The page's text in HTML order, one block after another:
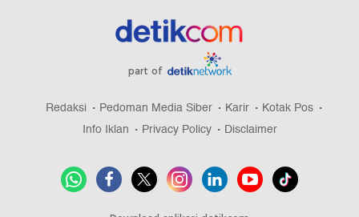
part of
Redaksi Pedoman Media Siber Karir
Kotak Pos
Info Iklan
Privacy Policy Disclaimer